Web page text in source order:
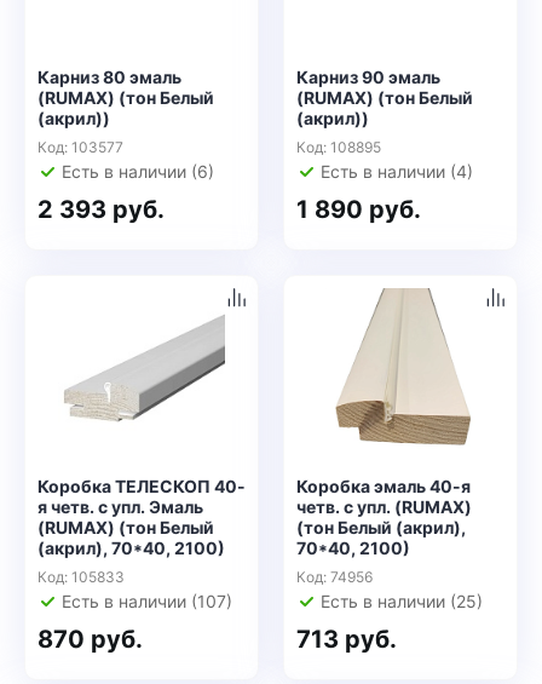
Карниз 80 эмаль
(RUMAX) (тон Белый
(акрил))
Код: 103577
Есть в наличии (6)
2 393 руб.
Карниз 90 эмаль
(RUMAX) (тон Белый
(акрил))
Код: 108895
Есть в наличии (4)
1 890 руб.
Коробка ТЕЛЕСКОП 40-
я четв. с упл. Эмаль
(RUMAX) (тон Белый
(акрил), 70*40, 2100)
Код: 105833
Есть в наличии (107)
870 руб.
Коробка эмаль 40-я
четв. с упл. (RUMAX)
(тон Белый (акрил),
70*40, 2100)
Код: 74956
Есть в наличии (25)
713 руб.